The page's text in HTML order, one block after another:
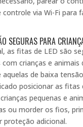
controle via Wi-Fi para
SEGURAS PARA
as fitas de LED são
crianças e animais
de baixa
posicionar as fitas
pequenas e
ou morder os fios,
proteção adicional.